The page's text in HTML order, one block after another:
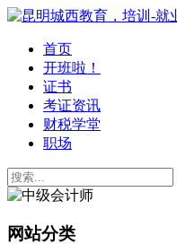
首页
开班啦！
证书
考证资讯
财税学堂
职场
网站分类